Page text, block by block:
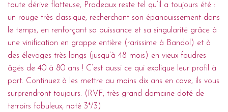
toute dérive flatteuse, Pradeaux reste tel qu’il a toujours été :
un rouge très classique, recherchant son épanouissement dans
le temps, en renforçant sa puissance et sa singularité grâce à
une vinification en grappe entière (rarissime à Bandol) et à
des élevages très longs (jusqu’à 48 mois) en vieux foudres
âgés de 40 à 80 ans ! C’est aussi ce qui explique leur profil à
part. Continuez à les mettre au moins dix ans en cave, ils vous
surprendront toujours. (RVF, très grand domaine doté de
terroirs fabuleux, noté 3*/3)